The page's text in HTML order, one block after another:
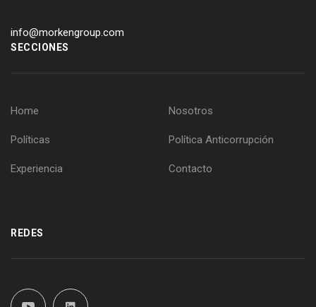
info@morkengroup.com
SECCIONES
Home Nosotros
Políticas Política Anticorrupción
Experiencia Contacto
REDES